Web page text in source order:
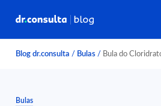
Blog dr.consulta / Bulas / Bula do
Bulas